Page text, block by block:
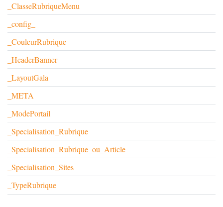
_ClasseRubriqueMenu
_config_
_CouleurRubrique
_HeaderBanner
_LayoutGala
_META
_ModePortail
_Specialisation_Rubrique
_Specialisation_Rubrique_ou_Article
_Specialisation_Sites
_TypeRubrique